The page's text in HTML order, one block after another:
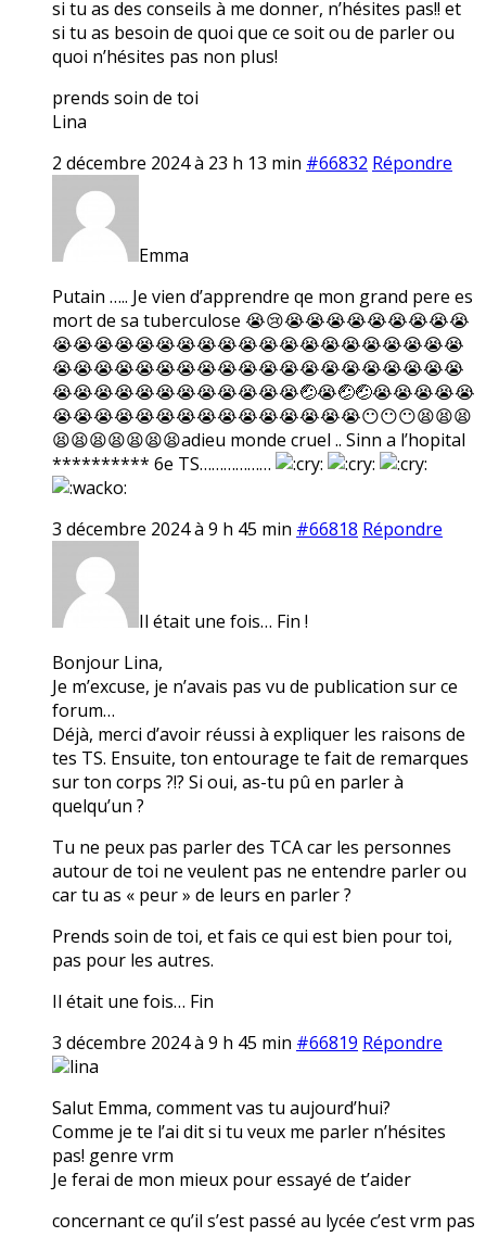
si tu as des conseils à me donner, n’hésites pas!! et
si tu as besoin de quoi que ce soit ou de parler ou
quoi n’hésites pas non plus!
prends soin de toi
Lina
2 décembre 2024 à 23 h 13 min #66832 Répondre
Emma
Putain ….. Je vien d’apprendre qe mon grand pere es
mort de sa tuberculose 😭😢😭😭😭😭😭😭😭😭😭
😭😭😭😭😭😭😭😭😭😭😭😭😭😭😭😭😭😭😭😭
😭😭😭😭😭😭😭😭😭😭😭😭😭😭😭😭😭😭😭😭
😭😭😭😭😭😭😭😭😭😭😭😭🤕😭🤕🤕😭😭😭😭😭
😭😭😭😭😭😭😭😭😭😭😭😭😭😭😭😶😶😶😫😫😫
😫😫😫😫😫😫😫adieu monde cruel .. Sinn a l’hopital
********** 6e TS………………
3 décembre 2024 à 9 h 45 min #66818 Répondre
Il était une fois… Fin !
Bonjour Lina,
Je m’excuse, je n’avais pas vu de publication sur ce
forum…
Déjà, merci d’avoir réussi à expliquer les raisons de
tes TS. Ensuite, ton entourage te fait de remarques
sur ton corps ?!? Si oui, as-tu pû en parler à
quelqu’un ?
Tu ne peux pas parler des TCA car les personnes
autour de toi ne veulent pas ne entendre parler ou
car tu as « peur » de leurs en parler ?
Prends soin de toi, et fais ce qui est bien pour toi,
pas pour les autres.
Il était une fois… Fin
3 décembre 2024 à 9 h 45 min #66819 Répondre
lina
Salut Emma, comment vas tu aujourd’hui?
Comme je te l’ai dit si tu veux me parler n’hésites
pas! genre vrm
Je ferai de mon mieux pour essayé de t’aider
concernant ce qu’il s’est passé au lycée c’est vrm pas